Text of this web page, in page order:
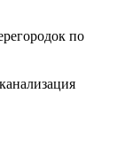
по